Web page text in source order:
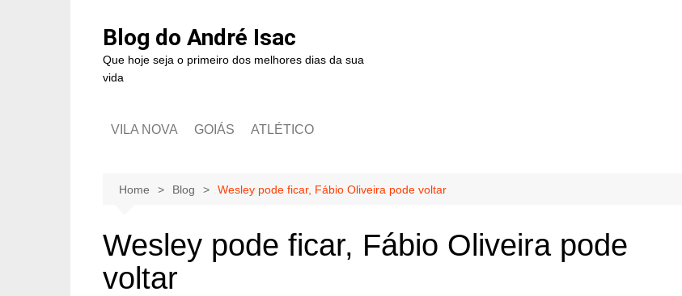
Blog do André Isac
Que hoje seja o primeiro dos melhores dias da sua
vida
VILA NOVA GOIÁS ATLÉTICO
Home Blog Wesley pode ficar, Fábio Oliveira pode voltar
Wesley pode ficar, Fábio Oliveira pode
voltar